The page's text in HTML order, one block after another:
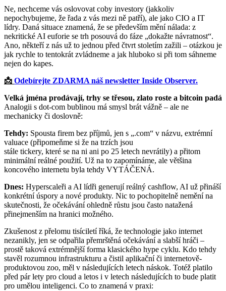
Ne, nechceme vás oslovovat coby investory (jakkoliv
nepochybujeme, že řada z vás mezi ně patří), ale jako CIO a IT
lídry. Daná situace znamená, že se především mění nálada: z
nekritické AI euforie se trh posouvá do fáze „dokažte návratnost“.
Ano, někteří z nás už to jednou před čtvrt stoletím zažili – otázkou je
jak rychle to tentokrát zvládneme a jak hluboko si při tom sáhneme
nejen do kapes.
📩 Odebírejte ZDARMA náš newsletter Inside Observer.
Velká jména prodávají, trhy se třesou, zlato roste a bitcoin padá
Analogii s dot-com bublinou má smysl brát vážně – ale ne
mechanicky či doslovně:
Tehdy: Spousta firem bez příjmů, jen s „.com“ v názvu, extrémní
valuace (připomeňme si že na trzích jsou
stále tickery, které se na ni ani po 25 letech nevrátily) a přitom
minimální reálné použití. Už na to zapomínáme, ale většina
koncového internetu byla tehdy VYTÁČENÁ.
Dnes: Hyperscaleři a AI lídři generují reálný cashflow, AI už přináší
konkrétní úspory a nové produkty. Nic to pochopitelně nemění na
skutečnosti, že očekávání ohledně růstu jsou často natažená
přinejmenším na hranici možného.
Zkušenost z přelomu tisíciletí říká, že technologie jako internet
nezanikly, jen se odpařila přemrštěná očekávání a slabší hráči –
prostě taková extrémnější forma klasického hype cyklu. Kdo tehdy
stavěl rozumnou infrastrukturu a čistil aplikační či internetově-
produktovou zoo, měl v následujících letech náskok. Totéž platilo
před pár lety pro cloud a letos i v letech následujících to bude platit
pro umělou inteligenci. Co to znamená v praxi: